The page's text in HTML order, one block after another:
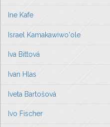
Ine Kafe
Israel Kamakawiwo'ole
Iva Bittová
Ivan Hlas
Iveta Bartošová
Ivo Fischer